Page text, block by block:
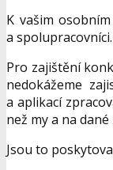
K vašim
a spolupracovníci.
Pro zajištění
nedokážeme
a aplikací
než my a na
Jsou to